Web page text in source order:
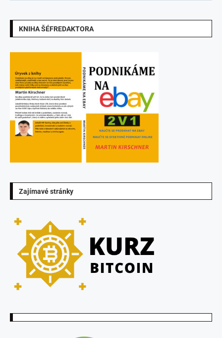
KNIHA ŠÉFREDAKTORA
Zajímavé stránky